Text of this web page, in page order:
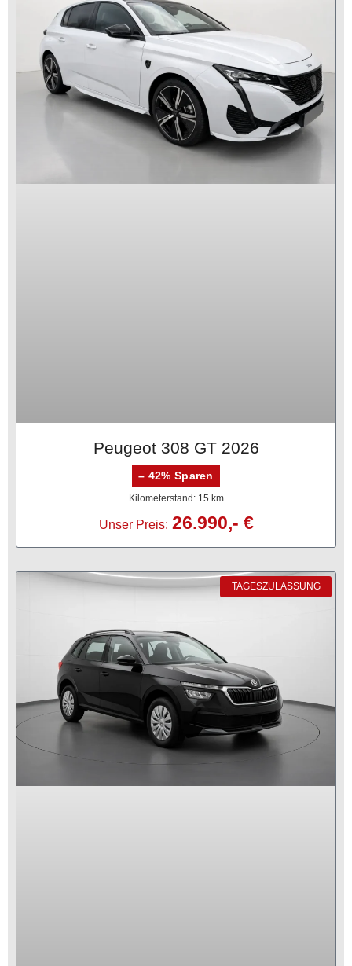
Peugeot 308 GT 2026
– 42% Sparen
Kilometerstand: 15 km
Unser Preis: 26.990,- €
TAGESZULASSUNG